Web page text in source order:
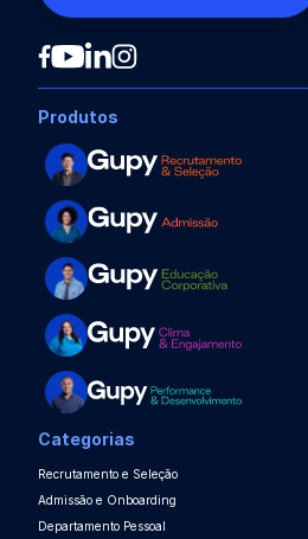
Produtos
Categorias
Recrutamento e Seleção
Admissão e Onboarding
Departamento Pessoal